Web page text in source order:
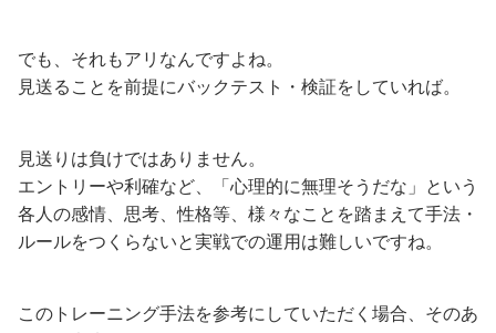
でも、それもアリなんですよね。
見送ることを前提にバックテスト・検証をしていれば。
見送りは負けではありません。
エントリーや利確など、「心理的に無理そうだな」という
各人の感情、思考、性格等、様々なことを踏まえて手法・
ルールをつくらないと実戦での運用は難しいですね。
このトレーニング手法を参考にしていただく場合、そのあ